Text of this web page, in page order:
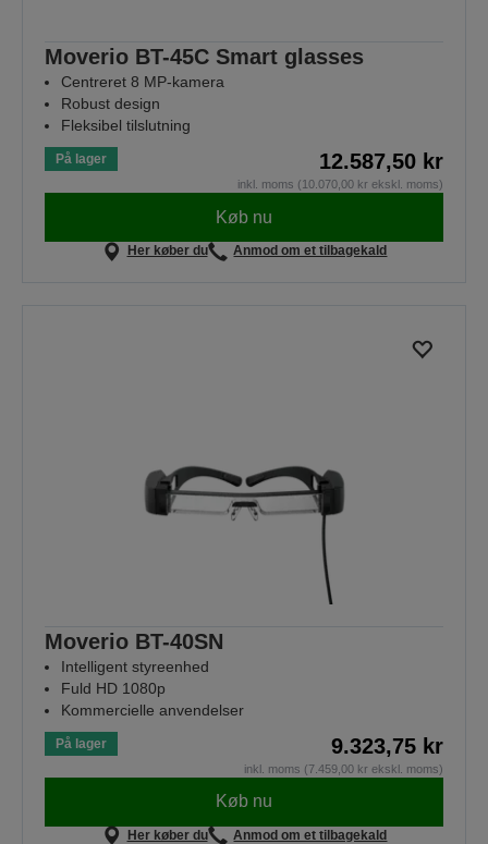
Moverio BT-45C Smart glasses
Centreret 8 MP-kamera
Robust design
Fleksibel tilslutning
På lager 12.587,50 kr
inkl. moms (10.070,00 kr ekskl. moms)
Køb nu
Her køber du Anmod om et tilbagekald
Moverio BT-40SN
Intelligent styreenhed
Fuld HD 1080p
Kommercielle anvendelser
På lager 9.323,75 kr
inkl. moms (7.459,00 kr ekskl. moms)
Køb nu
Her køber du Anmod om et tilbagekald